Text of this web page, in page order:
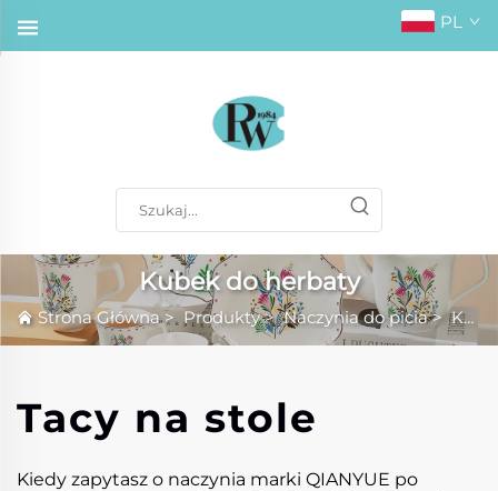
PL
Kubek do herbaty
Strona Główna> Produkty>Naczynia do picia>Kubek do herbaty
Tacy na stole
Kiedy zapytasz o naczynia marki QIANYUE po